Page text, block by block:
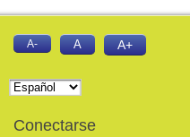
A- A A+
Conectarse